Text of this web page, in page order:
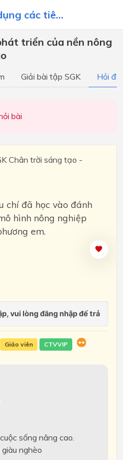
các tiê...
triển của nền nông
Giải bài tập SGK Hỏi
bài
Chân trời sáng tạo -
chí đã học vào đánh
hình nông nghiệp
em.
Giáo viên CTVVIP
sống nâng cao.
nghèo